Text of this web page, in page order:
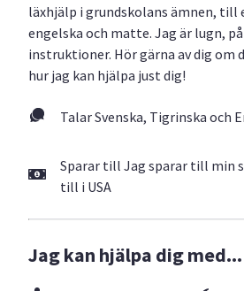
läxhjälp i grundskolans ämnen, till
engelska och matte. Jag är lugn,
instruktioner. Hör gärna av dig om
hur jag kan hjälpa just dig!
Talar Svenska, Tigrinska och
Sparar till Jag sparar till min
till i USA
Jag kan hjälpa dig med...